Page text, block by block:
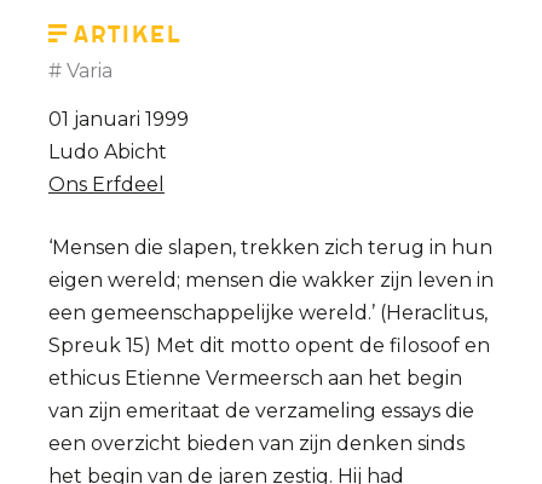
Artikel
Varia
01 januari 1999
Ludo Abicht
Ons Erfdeel
‘Mensen die slapen, trekken zich terug in hun
eigen wereld; mensen die wakker zijn leven in
een gemeenschappelijke wereld.’ (Heraclitus,
Spreuk 15) Met dit motto opent de filosoof en
ethicus Etienne Vermeersch aan het begin
van zijn emeritaat de verzameling essays die
een overzicht bieden van zijn denken sinds
het begin van de jaren zestig. Hij had